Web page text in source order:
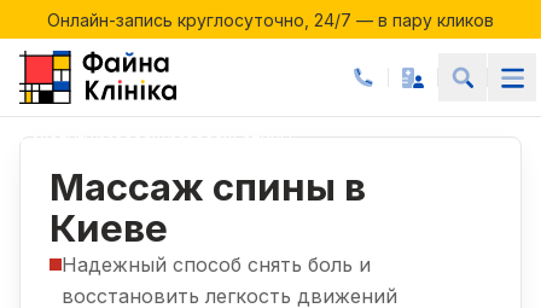
Онлайн-запись круглосуточно, 24/7 — в пару кликов
Онлайн-запись круглосуточно, 24/7 — в пару кликов
Услуги| Массаж | Массаж спины
Массаж спины в
Киеве
Надежный способ снять боль и
восстановить легкость движений